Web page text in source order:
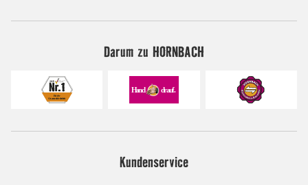
Darum zu HORNBACH
Kundenservice